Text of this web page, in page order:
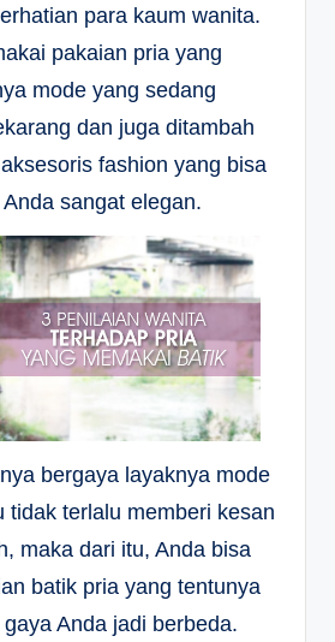
para kaum wanita.
pakaian pria yang
mode yang sedang
dan juga ditambah
fashion yang bisa
sangat elegan.
bergaya layaknya mode
tidak terlalu memberi kesan
maka dari itu, Anda bisa
batik pria yang tentunya
Anda jadi berbeda.